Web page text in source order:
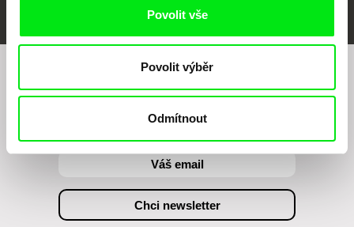
Povolit vše
Povolit výběr
Odmítnout
Chcete být pravidelně informováni o našem